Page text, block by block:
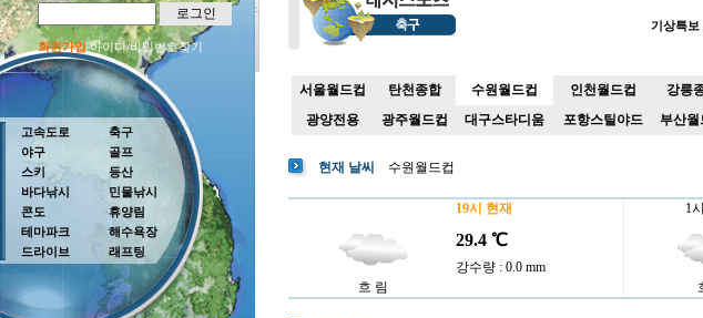
로그인
회원가입아이디/비밀번호찾기
기상특보
고속도로
야구
스키
바다낚시
콘도
테마파크
드라이브
축구
골프
등산
민물낚시
휴양림
해수욕장
래프팅
서울월드컵 탄천종합 수원월드컵 인천월드컵 강릉
광양전용
광주월드컵 대구스타디움 포항스틸야드 부산월
현재 날씨 수원월드컵
흐 림
19시 현재
29.4 ℃
강수량 : 0.0 mm
1